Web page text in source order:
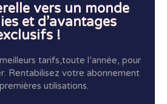
vers un monde
et d’avantages
!
tarifs,toute l’année, pour
Rentabilisez votre abonnement
utilisations.